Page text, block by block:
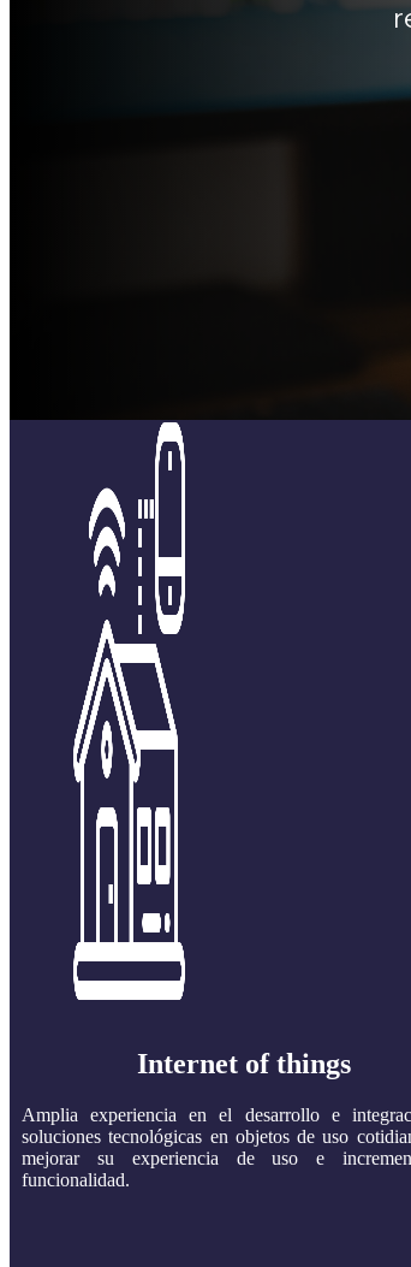
Internet of things
Amplia experiencia en el desarrollo e
soluciones tecnológicas en objetos de uso
mejorar su experiencia de uso e
funcionalidad.